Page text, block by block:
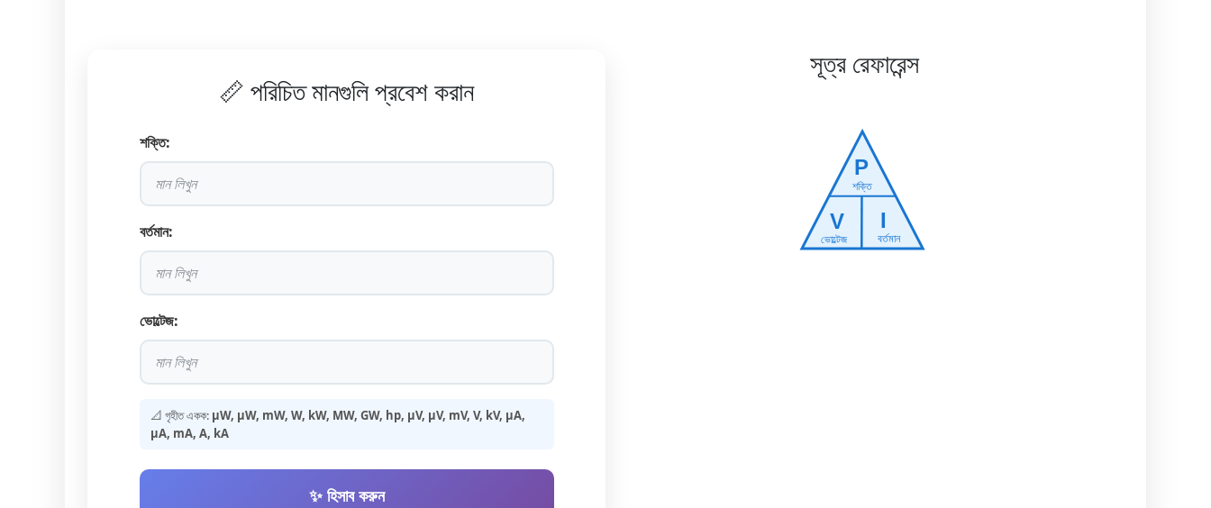
📏 পরিচিত মানগুলি প্রবেশ করান
শক্তি:
বর্তমান:
ভোল্টেজ:
📐 গৃহীত একক: µW, μW, mW, W, kW, MW, GW, hp, µV, μV, mV, V, kV, µA,
μA, mA, A, kA
✨ হিসাব করুন
সূত্র রেফারেন্স
P
শক্তি
V
ভোল্টেজ
I
বর্তমান